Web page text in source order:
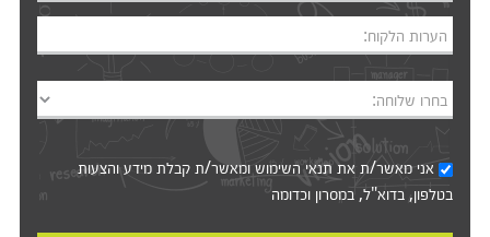
הערות הלקוח:
בחרו שלוחה:
אני מאשר/ת אתתנאי השימושומאשר/ת קבלת מידע והצעות
בטלפון, בדוא"ל, במסרון וכדומה‎‎